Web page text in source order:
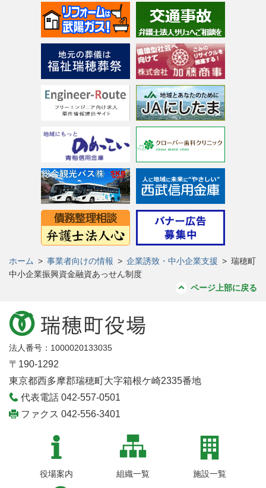
ホーム > 事業者向けの情報 > 企業誘致・中小企業支援 > 瑞穂町
中小企業振興資金融資あっせん制度
ページ上部に戻る
法人番号：1000020133035
〒190-1292
東京都西多摩郡瑞穂町大字箱根ケ崎2335番地
代表電話 042-557-0501
ファクス 042-556-3401
役場案内 組織一覧 施設一覧